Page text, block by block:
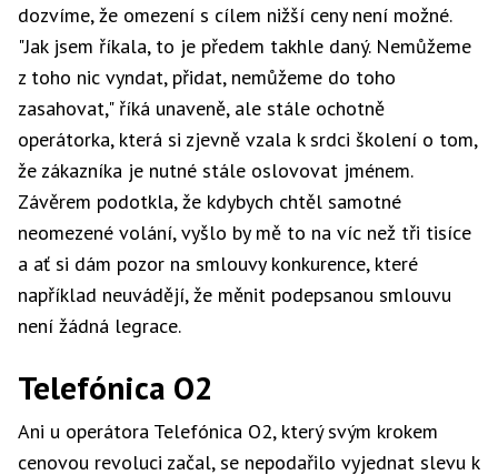
dozvíme, že omezení s cílem nižší ceny není možné.
"Jak jsem říkala, to je předem takhle daný. Nemůžeme
z toho nic vyndat, přidat, nemůžeme do toho
zasahovat," říká unaveně, ale stále ochotně
operátorka, která si zjevně vzala k srdci školení o tom,
že zákazníka je nutné stále oslovovat jménem.
Závěrem podotkla, že kdybych chtěl samotné
neomezené volání, vyšlo by mě to na víc než tři tisíce
a ať si dám pozor na smlouvy konkurence, které
například neuvádějí, že měnit podepsanou smlouvu
není žádná legrace.
Telefónica O2
Ani u operátora Telefónica O2, který svým krokem
cenovou revoluci začal, se nepodařilo vyjednat slevu k